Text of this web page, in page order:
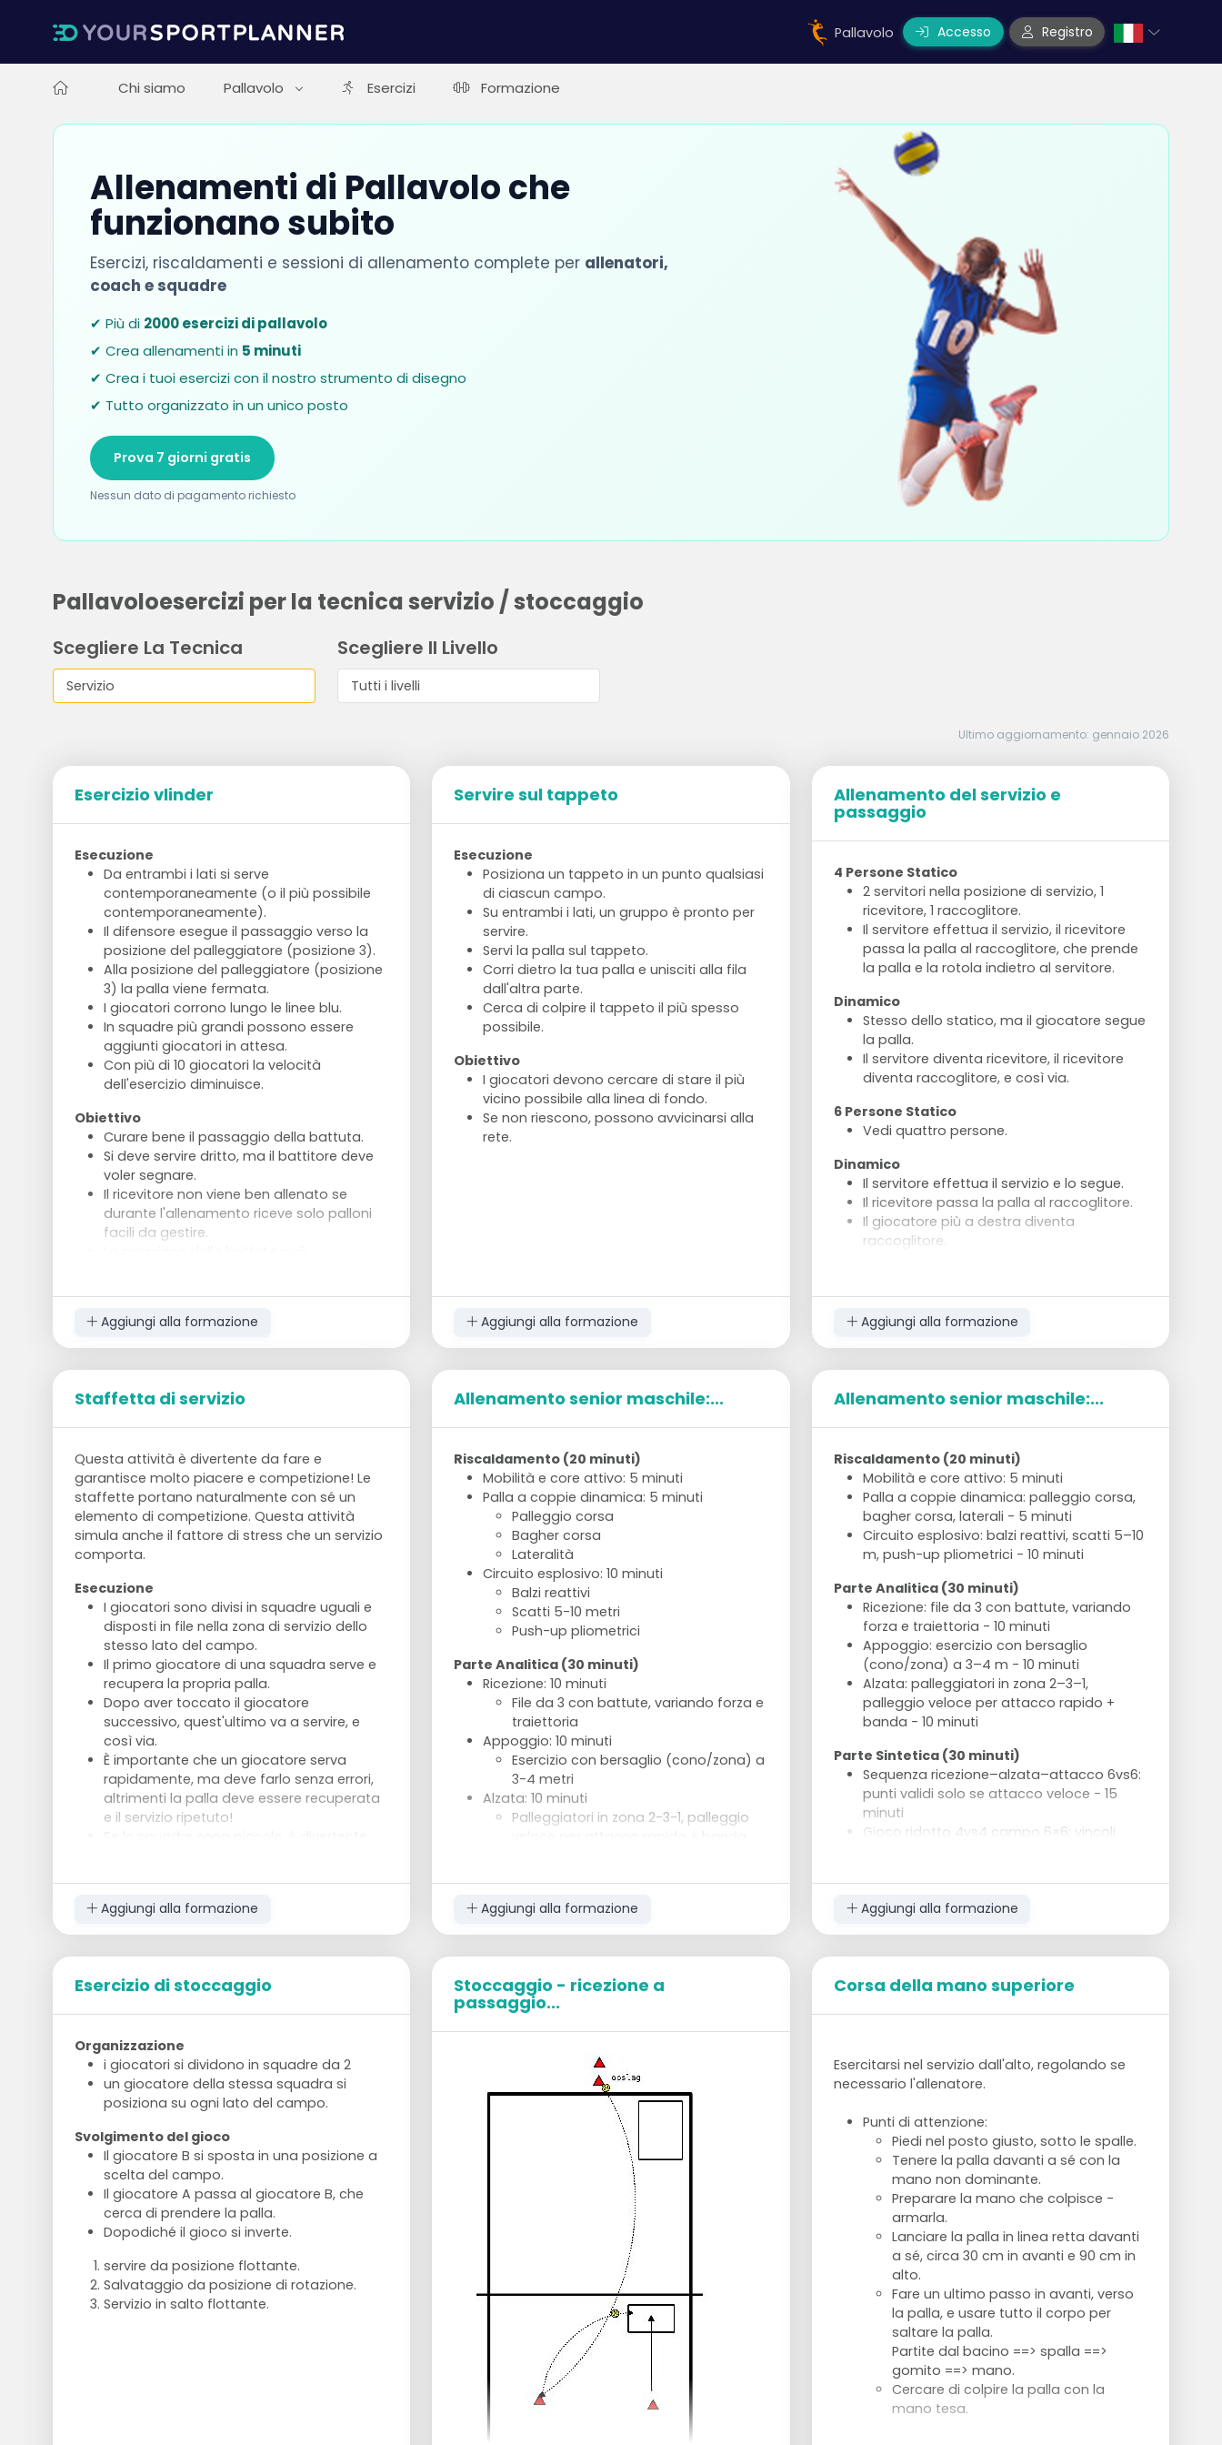
Pallavolo Accesso Registro
Chi siamo Pallavolo Esercizi Formazione
Allenamenti di Pallavolo che
funzionano subito
Esercizi, riscaldamenti e sessioni di allenamento complete per allenatori,
coach e squadre
✔ Più di 2000 esercizi di pallavolo
✔ Crea allenamenti in 5 minuti
✔ Crea i tuoi esercizi con il nostro strumento di disegno
✔ Tutto organizzato in un unico posto
Prova 7 giorni gratis
Nessun dato di pagamento richiesto
Pallavoloesercizi per la tecnica servizio / stoccaggio
Scegliere La Tecnica Scegliere Il Livello
Ultimo aggiornamento: gennaio 2026
Esercizio vlinder
Esecuzione
Da entrambi i lati si serve
contemporaneamente (o il più possibile
contemporaneamente).
Il difensore esegue il passaggio verso la
posizione del palleggiatore (posizione 3).
Alla posizione del palleggiatore (posizione
3) la palla viene fermata.
I giocatori corrono lungo le linee blu.
In squadre più grandi possono essere
aggiunti giocatori in attesa.
Con più di 10 giocatori la velocità
dell'esercizio diminuisce.
Obiettivo
Curare bene il passaggio della battuta.
Si deve servire dritto, ma il battitore deve
voler segnare.
Il ricevitore non viene ben allenato se
durante l'allenamento riceve solo palloni
facili da gestire.
Aggiungi alla formazione
Servire sul tappeto
Esecuzione
Posiziona un tappeto in un punto qualsiasi
di ciascun campo.
Su entrambi i lati, un gruppo è pronto per
servire.
Servi la palla sul tappeto.
Corri dietro la tua palla e unisciti alla fila
dall'altra parte.
Cerca di colpire il tappeto il più spesso
possibile.
Obiettivo
I giocatori devono cercare di stare il più
vicino possibile alla linea di fondo.
Se non riescono, possono avvicinarsi alla
rete.
Aggiungi alla formazione
Allenamento del servizio e
passaggio
4 Persone Statico
2 servitori nella posizione di servizio, 1
ricevitore, 1 raccoglitore.
Il servitore effettua il servizio, il ricevitore
passa la palla al raccoglitore, che prende
la palla e la rotola indietro al servitore.
Dinamico
Stesso dello statico, ma il giocatore segue
la palla.
Il servitore diventa ricevitore, il ricevitore
diventa raccoglitore, e così via.
6 Persone Statico
Vedi quattro persone.
Dinamico
Il servitore effettua il servizio e lo segue.
Il ricevitore passa la palla al raccoglitore.
Il giocatore più a destra diventa
raccoglitore.
Se questo non funziona, un ricevitore
diventa riserva.
Aggiungi alla formazione
Staffetta di servizio
Questa attività è divertente da fare e
garantisce molto piacere e competizione! Le
staffette portano naturalmente con sé un
elemento di competizione. Questa attività
simula anche il fattore di stress che un servizio
comporta.
Esecuzione
I giocatori sono divisi in squadre uguali e
disposti in file nella zona di servizio dello
stesso lato del campo.
Il primo giocatore di una squadra serve e
recupera la propria palla.
Dopo aver toccato il giocatore
successivo, quest'ultimo va a servire, e
così via.
È importante che un giocatore serva
rapidamente, ma deve farlo senza errori,
altrimenti la palla deve essere recuperata
e il servizio ripetuto!
Aggiungi alla formazione
Allenamento senior maschile:...
Riscaldamento (20 minuti)
Mobilità e core attivo: 5 minuti
Palla a coppie dinamica: 5 minuti
Palleggio corsa
Bagher corsa
Lateralità
Circuito esplosivo: 10 minuti
Balzi reattivi
Scatti 5-10 metri
Push-up pliometrici
Parte Analitica (30 minuti)
Ricezione: 10 minuti
File da 3 con battute, variando forza e
traiettoria
Appoggio: 10 minuti
Esercizio con bersaglio (cono/zona) a
3-4 metri
Alzata: 10 minuti
Palleggiatori in zona 2-3-1, palleggio
Sequenza ricezione–alzata–attacco 6vs6:
15 minuti
Parte Globale (30 minuti)
6vs6 con regole speciali: 20 minuti
Doppia battuta
Punti extra su primo tempo/pipe
Free ball forzata
Situazioni variabili: 10 minuti
Coach inserisce palloni random a
Defaticamento (10 minuti)
Stretching attivo e mobilità: 5 minuti
Respirazione guidata e ritorno alla calma:
Aggiungi alla formazione
Allenamento senior maschile:...
Riscaldamento (20 minuti)
Mobilità e core attivo: 5 minuti
Palla a coppie dinamica: palleggio corsa,
bagher corsa, laterali - 5 minuti
Circuito esplosivo: balzi reattivi, scatti 5–10
m, push-up pliometrici - 10 minuti
Parte Analitica (30 minuti)
Ricezione: file da 3 con battute, variando
forza e traiettoria - 10 minuti
Appoggio: esercizio con bersaglio
(cono/zona) a 3–4 m - 10 minuti
Alzata: palleggiatori in zona 2–3–1,
palleggio veloce per attacco rapido +
banda - 10 minuti
Parte Sintetica (30 minuti)
Sequenza ricezione–alzata–attacco 6vs6:
punti validi solo se attacco veloce - 15
minuti
Gioco ridotto 4vs4 campo 6×6: vincoli
Parte Globale (30 minuti)
6vs6 con regole speciali: doppia battuta,
punti extra su primo tempo/pipe, free ball
Situazioni variabili: coach inserisce palloni
random a metà azione - 10 minuti
Defaticamento (10 minuti)
Respirazione guidata e ritorno alla calma -
5 minuti
Aggiungi alla formazione
Esercizio di stoccaggio
Organizzazione
i giocatori si dividono in squadre da 2
un giocatore della stessa squadra si
posiziona su ogni lato del campo.
Svolgimento del gioco
Il giocatore B si sposta in una posizione a
scelta del campo.
Il giocatore A passa al giocatore B, che
cerca di prendere la palla.
Dopodiché il gioco si inverte.
servire da posizione flottante.
Salvataggio da posizione di rotazione.
Servizio in salto flottante.
Stoccaggio - ricezione a
passaggio...
Corsa della mano superiore
Esercitarsi nel servizio dall'alto, regolando se
necessario l'allenatore.
Punti di attenzione:
Piedi nel posto giusto, sotto le spalle.
Tenere la palla davanti a sé con la
mano non dominante.
Preparare la mano che colpisce -
armarla.
Lanciare la palla in linea retta davanti
a sé, circa 30 cm in avanti e 90 cm in
alto.
Fare un ultimo passo in avanti, verso
la palla, e usare tutto il corpo per
saltare la palla.
Partite dal bacino ==> spalla ==>
gomito ==> mano.
Cercare di colpire la palla con la
mano tesa.